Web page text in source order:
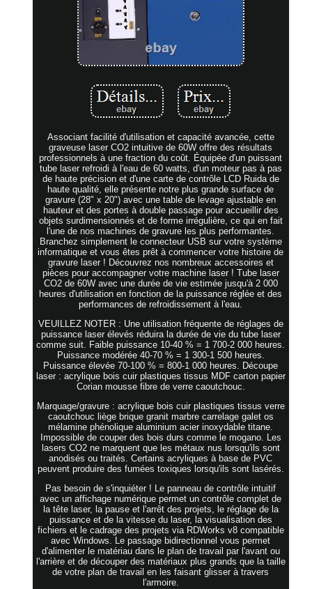
Associant facilité d'utilisation et capacité avancée, cette
graveuse laser CO2 intuitive de 60W offre des résultats
professionnels à une fraction du coût. Équipée d'un puissant
tube laser refroidi à l'eau de 60 watts, d'un moteur pas à pas
de haute précision et d'une carte de contrôle LCD Ruida de
haute qualité, elle présente notre plus grande surface de
gravure (28" x 20") avec une table de levage ajustable en
hauteur et des portes à double passage pour accueillir des
objets surdimensionnés et de forme irrégulière, ce qui en fait
l'une de nos machines de gravure les plus performantes.
Branchez simplement le connecteur USB sur votre système
informatique et vous êtes prêt à commencer votre histoire de
gravure laser ! Découvrez nos nombreux accessoires et
pièces pour accompagner votre machine laser ! Tube laser
CO2 de 60W avec une durée de vie estimée jusqu'à 2 000
heures d'utilisation en fonction de la puissance réglée et des
performances de refroidissement à l'eau.
VEUILLEZ NOTER : Une utilisation fréquente de réglages de
puissance laser élevés réduira la durée de vie du tube laser
comme suit. Faible puissance 10-40 % = 1 700-2 000 heures.
Puissance modérée 40-70 % = 1 300-1 500 heures.
Puissance élevée 70-100 % = 800-1 000 heures. Découpe
laser : acrylique bois cuir plastiques tissus MDF carton papier
Corian mousse fibre de verre caoutchouc.
Marquage/gravure : acrylique bois cuir plastiques tissus verre
caoutchouc liège brique granit marbre carrelage galet os
mélamine phénolique aluminium acier inoxydable titane.
Impossible de couper des bois durs comme le mogano. Les
lasers CO2 ne marquent que les métaux nus lorsqu'ils sont
anodisés ou traités. Certains acryliques à base de PVC
peuvent produire des fumées toxiques lorsqu'ils sont lasérés.
Pas besoin de s'inquiéter ! Le panneau de contrôle intuitif
avec un affichage numérique permet un contrôle complet de
la tête laser, la pause et l'arrêt des projets, le réglage de la
puissance et de la vitesse du laser, la visualisation des
fichiers et le cadrage des projets via RDWorks v8 compatible
avec Windows. Le passage bidirectionnel vous permet
d'alimenter le matériau dans le plan de travail par l'avant ou
l'arrière et de découper des matériaux plus grands que la taille
de votre plan de travail en les faisant glisser à travers
l'armoire.